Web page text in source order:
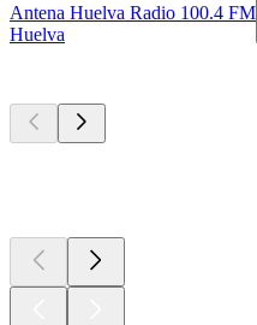
Antena Huelva Radio 100.4 FM
Huelva